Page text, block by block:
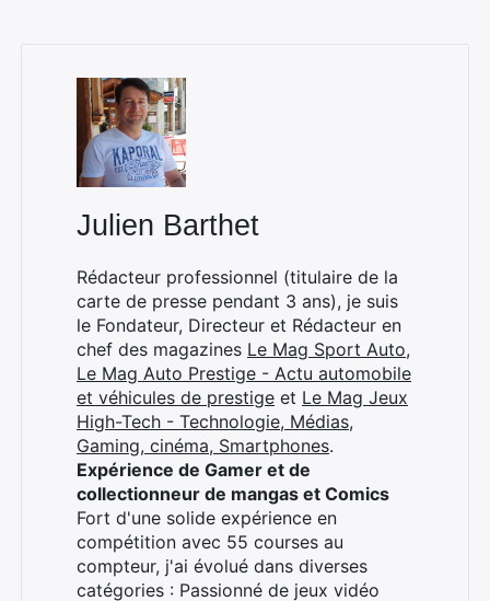
Julien Barthet
Rédacteur professionnel (titulaire de la
carte de presse pendant 3 ans), je suis
le Fondateur, Directeur et Rédacteur en
chef des magazines Le Mag Sport Auto,
Le Mag Auto Prestige - Actu automobile
et véhicules de prestige et Le Mag Jeux
High-Tech - Technologie, Médias,
Gaming, cinéma, Smartphones.
Expérience de Gamer et de
collectionneur de mangas et Comics
Fort d'une solide expérience en
compétition avec 55 courses au
compteur, j'ai évolué dans diverses
catégories : Passionné de jeux vidéo